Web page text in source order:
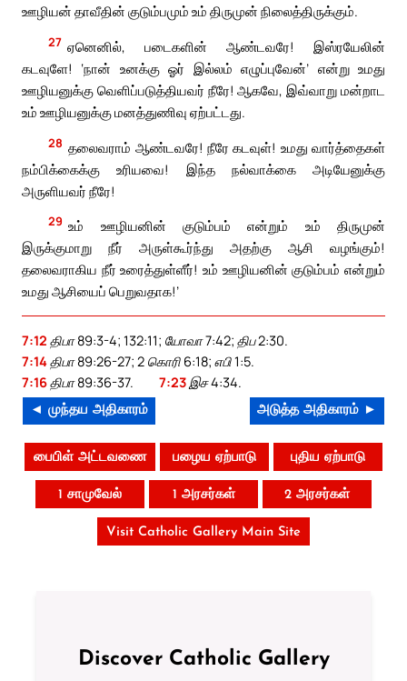
ஊழியன் தாவீதின் குடும்பமும் உம் திருமுன் நிலைத்திருக்கும்.
27 ஏனெனில், படைகளின் ஆண்டவரே! இஸ்ரயேலின்
கடவுளே! ‘நான் உனக்கு ஓர் இல்லம் எழுப்புவேன்’ என்று உமது
ஊழியனுக்கு வெளிப்படுத்தியவர் நீரே! ஆகவே, இவ்வாறு மன்றாட
உம் ஊழியனுக்கு மனத்துணிவு ஏற்பட்டது.
28 தலைவராம் ஆண்டவரே! நீரே கடவுள்! உமது வார்த்தைகள்
நம்பிக்கைக்கு உரியவை! இந்த நல்வாக்கை அடியேனுக்கு
அருளியவர் நீரே!
29 உம் ஊழியனின் குடும்பம் என்றும் உம் திருமுன்
இருக்குமாறு நீர் அருள்கூர்ந்து அதற்கு ஆசி வழங்கும்!
தலைவராகிய நீர் உரைத்துள்ளீர்! உம் ஊழியனின் குடும்பம் என்றும்
உமது ஆசியைப் பெறுவதாக!’
7:12 திபா 89:3-4; 132:11; யோவா 7:42; திப 2:30.
7:14திபா 89:26-27; 2 கொரி 6:18; எபி 1:5.
7:16திபா 89:36-37. 7:23இச 4:34.
◄ முந்தய அதிகாரம் அடுத்த அதிகாரம் ►
பைபிள் அட்டவணை பழைய ஏற்பாடு புதிய ஏற்பாடு
1 சாமுவேல் 1 அரசர்கள் 2 அரசர்கள்
Visit Catholic Gallery Main Site
Discover Catholic Gallery